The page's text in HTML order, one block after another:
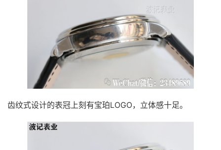
齿纹式设计的表冠上刻有宝珀LOGO，立体感十足。